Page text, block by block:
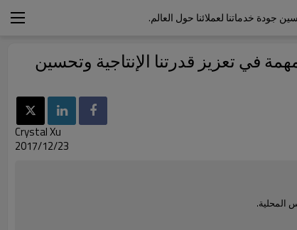
جودة خدماتنا لعملائنا حول العالم.
في تعزيز قدرتنا الإنتاجية وتحسين
Crystal Xu
2017/12/23
المحلية.